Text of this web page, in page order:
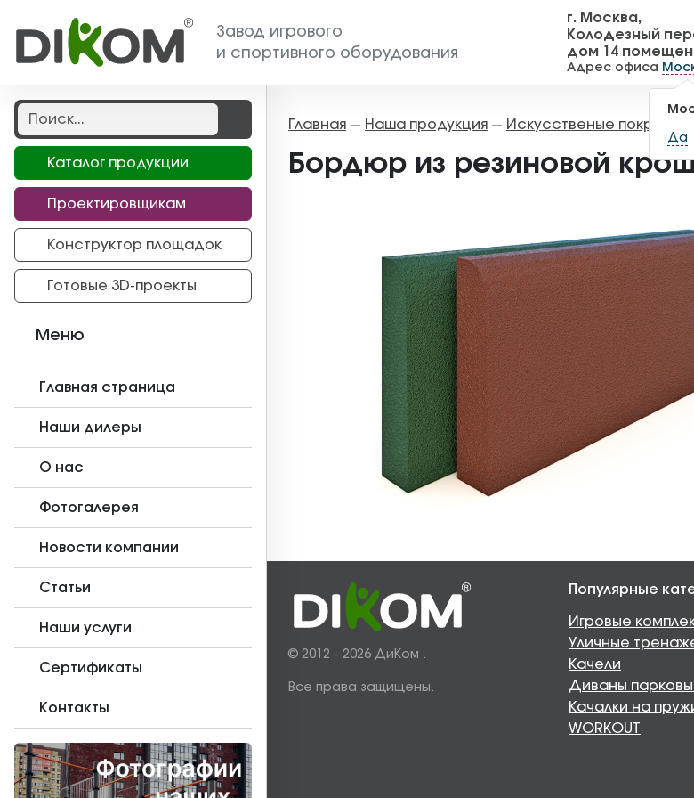
Завод игрового
и спортивного оборудования
г. Москва,
Колодезный
дом 14
Адрес офиса
Да
Каталог продукции
Проектировщикам
Конструктор площадок
Готовые 3D-проекты
Меню
Главная страница
Наши дилеры
О нас
Фотогалерея
Новости компании
Статьи
Наши услуги
Сертификаты
Контакты
Главная — Наша продукция — Искусственые покрытия
Бордюр из резиновой
© 2012 - 2026 ДиКом .
Все права защищены.
Популярные
Игровые
Уличные
Качели
Диваны
Качалки на
WORKOUT